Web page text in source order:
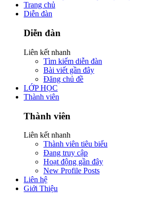
Trang chủ
Diễn đàn
Diễn đàn
Liên kết nhanh
Tìm kiếm diễn đàn
Bài viết gần đây
Đăng chủ đề
LỚP HỌC
Thành viên
Thành viên
Liên kết nhanh
Thành viên tiêu biểu
Đang truy cập
Hoạt động gần đây
New Profile Posts
Liên hệ
Giới Thiệu